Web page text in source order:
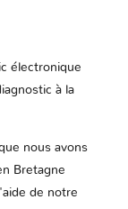
électronique
à la
nous avons
Bretagne
de notre